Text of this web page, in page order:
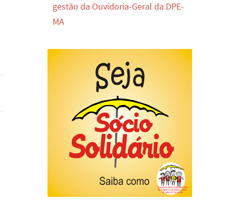
gestão da Ouvidoria-Geral da DPE-
MA